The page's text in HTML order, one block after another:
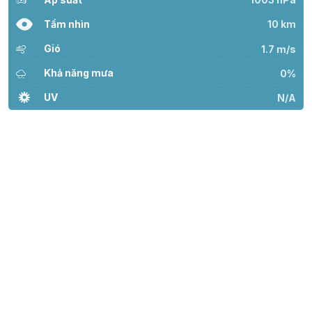
Tầm nhìn 10 km
Gió 1.7 m/s
Khả năng mưa 0%
UV N/A